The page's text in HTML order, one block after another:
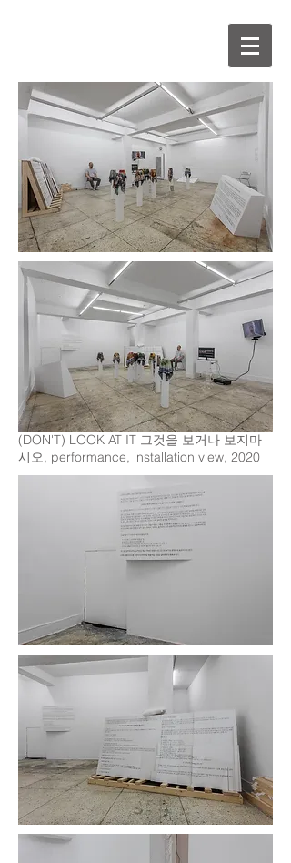
(DON'T) LOOK AT IT 그것을 보거나 보지마
시오, performance, installation view, 2020